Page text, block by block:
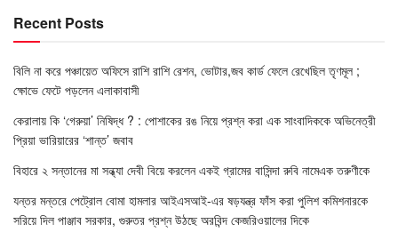
Recent Posts
বিলি না করে পঞ্চায়েত অফিসে রাশি রাশি রেশন, ভোটার,জব কার্ড ফেলে রেখেছিল তৃণমূল ;
ক্ষোভে ফেটে পড়লেন এলাকাবাসী
কেরালায় কি ‘গেরুয়া’ নিষিদ্ধ ? : পোশাকের রঙ নিয়ে প্রশ্ন করা এক সাংবাদিককে অভিনেত্রী
প্রিয়া ভারিয়ারের ‘শান্ত’ জবাব
বিহারে ২ সন্তানের মা সন্ধ্যা দেবী বিয়ে করলেন একই গ্রামের বাসিন্দা রুবি নামেএক তরুণীকে
যন্তর মন্তরে পেট্রোল বোমা হামলার আইএসআই-এর ষড়যন্ত্র ফাঁস করা পুলিশ কমিশনারকে
সরিয়ে দিল পাঞ্জাব সরকার, গুরুতর প্রশ্ন উঠছে অরবিন্দ কেজরিওয়ালের দিকে